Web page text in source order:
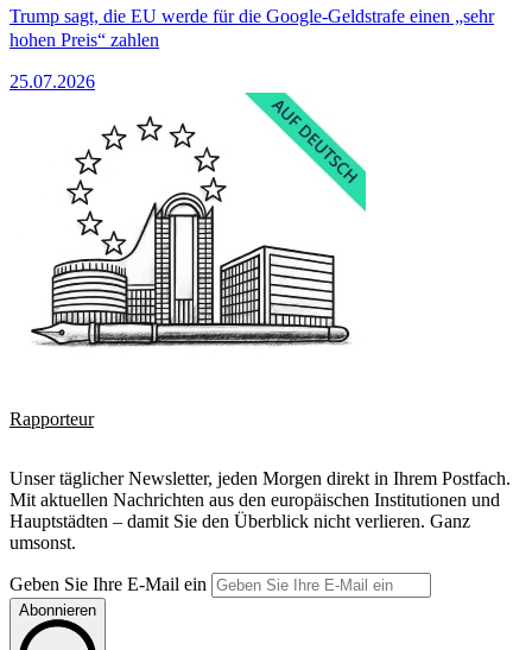
Trump sagt, die EU werde für die Google-Geldstrafe einen „sehr
hohen Preis“ zahlen
25.07.2026
Rapporteur
Unser täglicher Newsletter, jeden Morgen direkt in Ihrem Postfach.
Mit aktuellen Nachrichten aus den europäischen Institutionen und
Hauptstädten – damit Sie den Überblick nicht verlieren. Ganz
umsonst.
Geben Sie Ihre E-Mail ein
Abonnieren